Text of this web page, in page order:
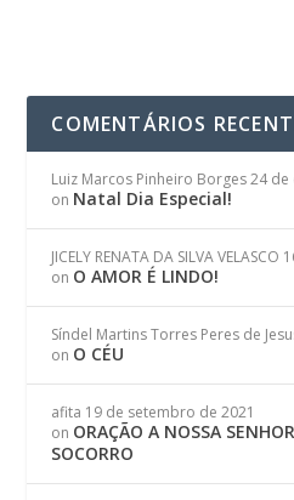
COMENTÁRIOS
Luiz Marcos Pinheiro Borges 24 de
on Natal Dia Especial!
JICELY RENATA DA SILVA VELASCO
on O AMOR É LINDO!
Síndel Martins Torres Peres de
on O CÉU
afita 19 de setembro de 2021
on ORAÇÃO A NOSSA
SOCORRO